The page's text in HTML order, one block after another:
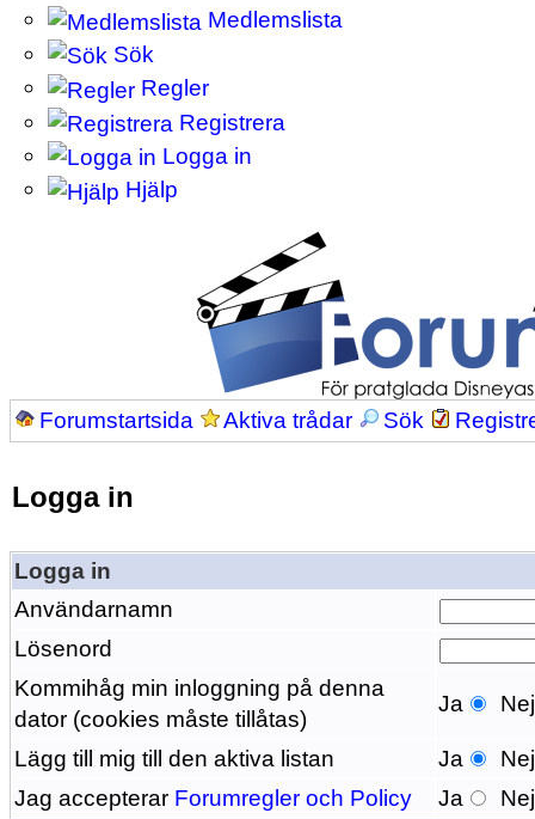
Medlemslista
Sök
Regler
Registrera
Logga in
Hjälp
Forumstartsida Aktiva trådar Sök
Logga in
Logga in
Användarnamn
Lösenord
Kommihåg min inloggning på denna
dator (cookies måste tillåtas)
Ja Nej
Lägg till mig till den aktiva listan Ja
Nej
Jag accepterar Forumregler och Policy Ja Nej